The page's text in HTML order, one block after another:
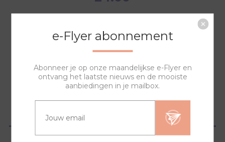
NAAR WINKELWAGEN
e-Flyer abonnement
Abonneer je op onze maandelijkse e-Flyer en
ontvang het laatste nieuws en de mooiste
aanbiedingen in je mailbox.